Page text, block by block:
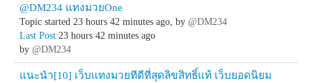
@DM234 แทงมวยOne
Topic started 23 hours 42 minutes ago, by @DM234
Last Post 23 hours 42 minutes ago
by @DM234
แนะนำ[10] เว็บแทงมวยทีดีที่สุดลิขสิทธิ์แท้ เว็บยอดนิยม